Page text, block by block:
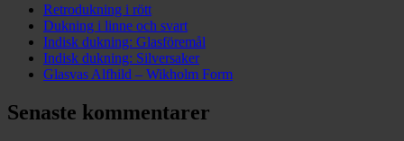
Retrodukning i rött
Dukning i linne och svart
Indisk dukning: Glasföremål
Indisk dukning: Silversaker
Glasvas Alfhild – Wikholm Form
Senaste kommentarer